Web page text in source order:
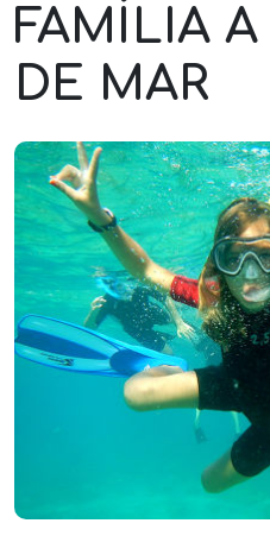
FAMÍLIA
DE MAR